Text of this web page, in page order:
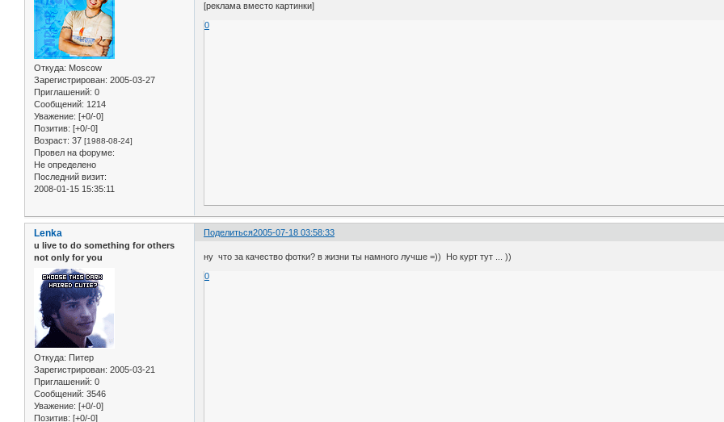
Откуда: Moscow
Зарегистрирован: 2005-03-27
Приглашений: 0
Сообщений: 1214
Уважение: [+0/-0]
Позитив: [+0/-0]
Возраст: 37 [1988-08-24]
Провел на форуме:
Не определено
Последний визит:
2008-01-15 15:35:11
[реклама вместо картинки]
0
Поделиться2005-07-18 03:58:33
Lenka
u live to do something for others
not only for you
Откуда: Питер
Зарегистрирован: 2005-03-21
Приглашений: 0
Сообщений: 3546
Уважение: [+0/-0]
Позитив: [+0/-0]
ну что за качество фотки? в жизни ты намного лучше =)) Но курт тут ... ))
0